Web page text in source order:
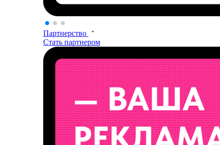
Партнерство
Стать партнером